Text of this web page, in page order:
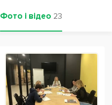
Фото і відео 23